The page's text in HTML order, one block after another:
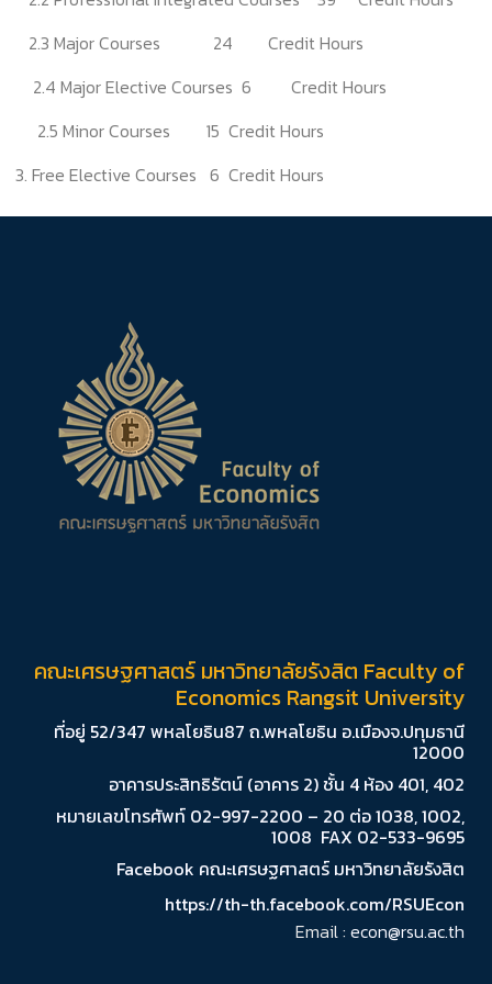
2.3 Major Courses 24 Credit Hours
2.4 Major Elective Courses 6 Credit Hours
2.5 Minor Courses 15 Credit Hours
3. Free Elective Courses 6 Credit Hours
คณะเศรษฐศาสตร์ มหาวิทยาลัยรังสิต Faculty of
Economics Rangsit University
ที่อยู่ 52/347 พหลโยธิน87 ถ.พหลโยธิน อ.เมืองจ.ปทุมธานี
12000
อาคารประสิทธิรัตน์ (อาคาร 2) ชั้น 4 ห้อง 401, 402
หมายเลขโทรศัพท์ 02-997-2200 – 20 ต่อ 1038, 1002,
1008 FAX 02-533-9695
Facebook คณะเศรษฐศาสตร์ มหาวิทยาลัยรังสิต
https://th-th.facebook.com/RSUEcon
Email : econ@rsu.ac.th